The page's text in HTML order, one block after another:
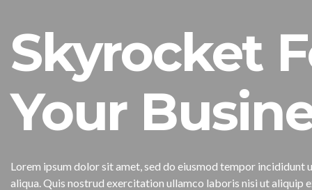
Skyrocket
Your
Lorem ipsum dolor sit amet, sed do eiusmod tempor incididunt
aliqua. Quis nostrud exercitation ullamco laboris nisi ut aliquip